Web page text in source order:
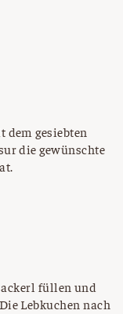
gesiebten
die gewünschte
füllen und
Lebkuchen nach